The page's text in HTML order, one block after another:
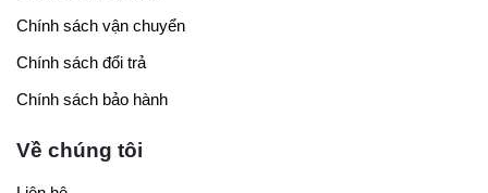
Chính sách vận chuyển
Chính sách đổi trả
Chính sách bảo hành
Về chúng tôi